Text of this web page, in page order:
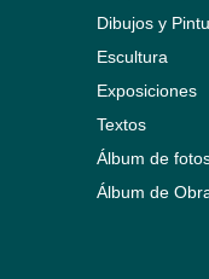
Dibujos y
Escultura
Exposiciones
Textos
Álbum de
Álbum de